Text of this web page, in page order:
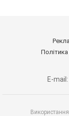
Політика
E-